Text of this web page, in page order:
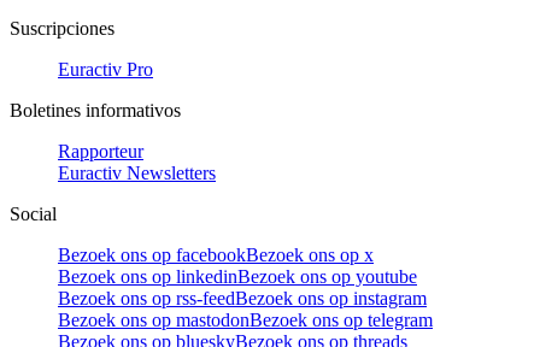
Suscripciones
Euractiv Pro
Boletines informativos
Rapporteur
Euractiv Newsletters
Social
Bezoek ons op facebookBezoek ons op x
Bezoek ons op linkedinBezoek ons op youtube
Bezoek ons op rss-feedBezoek ons op instagram
Bezoek ons op mastodonBezoek ons op telegram
Bezoek ons op blueskyBezoek ons op threads